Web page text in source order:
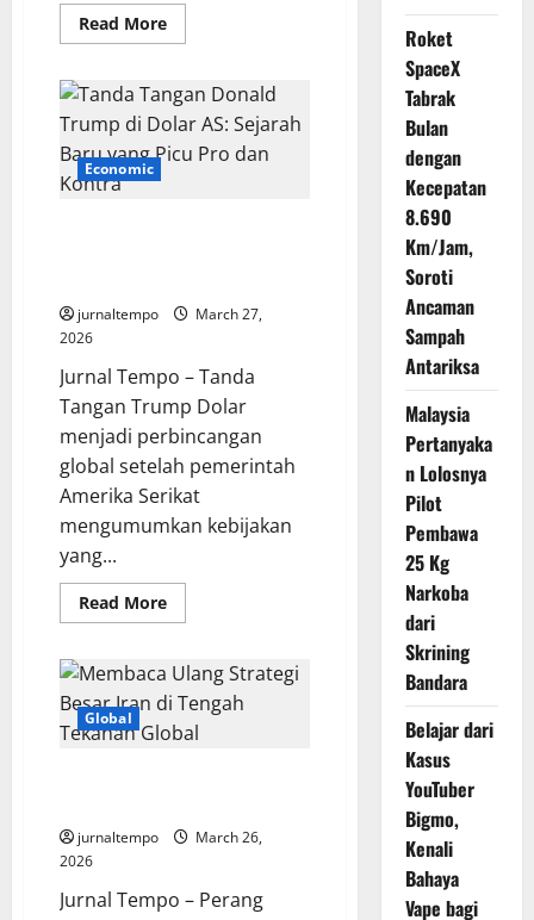
Read MoreRead
more
Model
Potongan
Rambut
Belah
Tengah
Economic
jurnaltempo
March 27,
2026
Jurnal Tempo – Tanda
Tangan Trump Dolar
menjadi perbincangan
global setelah pemerintah
Amerika Serikat
mengumumkan kebijakan
yang...
Read MoreRead
more
Tangan
Donald
Trump
di
Dolar
Pro
dan
Global
jurnaltempo
March 26,
2026
Jurnal Tempo – Perang
Roket
SpaceX
Tabrak
Bulan
dengan
Kecepatan
8.690
Km/Jam,
Soroti
Ancaman
Sampah
Antariksa
Malaysia
Pertanyaka
n Lolosnya
Pilot
Pembawa
25 Kg
Narkoba
dari
Skrining
Bandara
Belajar dari
Kasus
YouTuber
Bigmo,
Kenali
Bahaya
Vape bagi